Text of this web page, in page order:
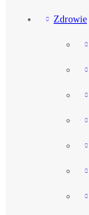
Zdrowie